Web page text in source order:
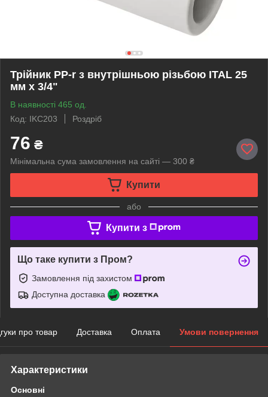
Трійник PP-r з внутрішньою різьбою ITAL 25
мм х 3/4"
В наявності 465 од.
Код: IKC203
Роздріб
76 ₴
Мінімальна сума замовлення на сайті — 300 ₴
Купити
або
Купити з
Що таке купити з Пром?
Замовлення під захистом
Доступна доставка
про товар Доставка Оплата Умови повернення
Характеристики
Основні